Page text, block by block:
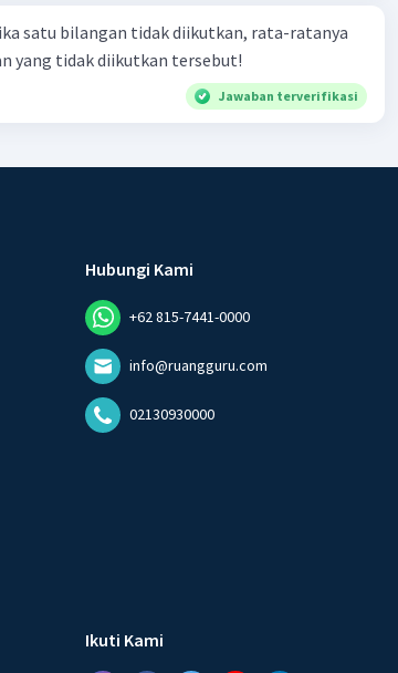
satu bilangan tidak diikutkan, rata-ratanya
yang tidak diikutkan tersebut!
Jawaban terverifikasi
Hubungi Kami
+62 815-7441-0000
info@ruangguru.com
02130930000
Ikuti Kami